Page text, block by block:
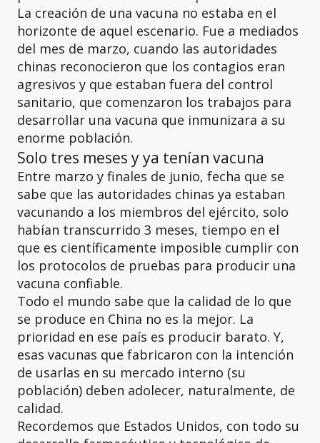
La creación de una vacuna no estaba en el
horizonte de aquel escenario. Fue a mediados
del mes de marzo, cuando las autoridades
chinas reconocieron que los contagios eran
agresivos y que estaban fuera del control
sanitario, que comenzaron los trabajos para
desarrollar una vacuna que inmunizara a su
enorme población.
Solo tres meses y ya tenían vacuna
Entre marzo y finales de junio, fecha que se
sabe que las autoridades chinas ya estaban
vacunando a los miembros del ejército, solo
habían transcurrido 3 meses, tiempo en el
que es científicamente imposible cumplir con
los protocolos de pruebas para producir una
vacuna confiable.
Todo el mundo sabe que la calidad de lo que
se produce en China no es la mejor. La
prioridad en ese país es producir barato. Y,
esas vacunas que fabricaron con la intención
de usarlas en su mercado interno (su
población) deben adolecer, naturalmente, de
calidad.
Recordemos que Estados Unidos, con todo su